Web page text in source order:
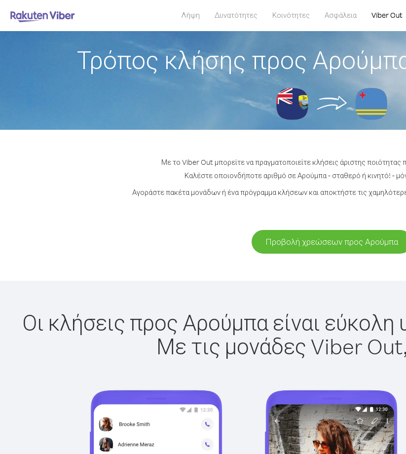
Λήψη Δυνατότητες Κοινότητες Ασφάλεια Viber Out
Τρόπος κλήσης προς
Με το Viber Out μπορείτε να πραγματοποιείτε κλήσεις άριστης
Καλέστε οποιονδήποτε αριθμό σε Αρούμπα - σταθερό ή κινητό! -
Αγοράστε πακέτα μονάδων ή ένα πρόγραμμα κλήσεων και αποκτήστε τις
Προβολή χρεώσεων προς Αρούμπα
Οι κλήσεις προς Αρούμπα είναι
Με τις μονάδες Viber